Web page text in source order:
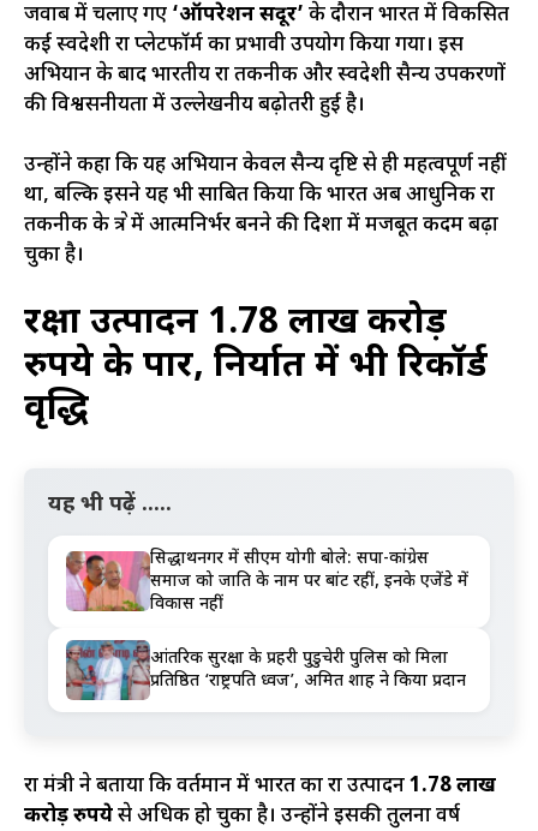
जवाब में चलाए गए ‘ऑपरेशन सिंदूर’ के दौरान भारत में विकसित
कई स्वदेशी रक्षा प्लेटफॉर्म का प्रभावी उपयोग किया गया। इस
अभियान के बाद भारतीय रक्षा तकनीक और स्वदेशी सैन्य उपकरणों
की विश्वसनीयता में उल्लेखनीय बढ़ोतरी हुई है।
उन्होंने कहा कि यह अभियान केवल सैन्य दृष्टि से ही महत्वपूर्ण नहीं
था, बल्कि इसने यह भी साबित किया कि भारत अब आधुनिक रक्षा
तकनीक के क्षेत्र में आत्मनिर्भर बनने की दिशा में मजबूत कदम बढ़ा
चुका है।
रक्षा उत्पादन 1.78 लाख करोड़
रुपये के पार, निर्यात में भी रिकॉर्ड
वृद्धि
यह भी पढ़ें .....
सिद्धार्थनगर में सीएम योगी बोले: सपा-कांग्रेस
समाज को जाति के नाम पर बांट रहीं, इनके एजेंडे में
विकास नहीं
आंतरिक सुरक्षा के प्रहरी पुडुचेरी पुलिस को मिला
प्रतिष्ठित ‘राष्ट्रपति ध्वज’, अमित शाह ने किया प्रदान
रक्षा मंत्री ने बताया कि वर्तमान में भारत का रक्षा उत्पादन1.78 लाख
करोड़ रुपयेसे अधिक हो चुका है। उन्होंने इसकी तुलना वर्ष